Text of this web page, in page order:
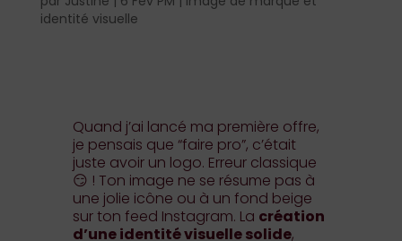
identité visuelle
Quand j’ai lancé ma première offre,
je pensais que “faire pro”, c’était
juste avoir un logo. Erreur classique
😏 ! Ton image ne se résume pas à
une jolie icône ou à un fond beige
sur ton feed Instagram. La création
d’une identité visuelle solide,